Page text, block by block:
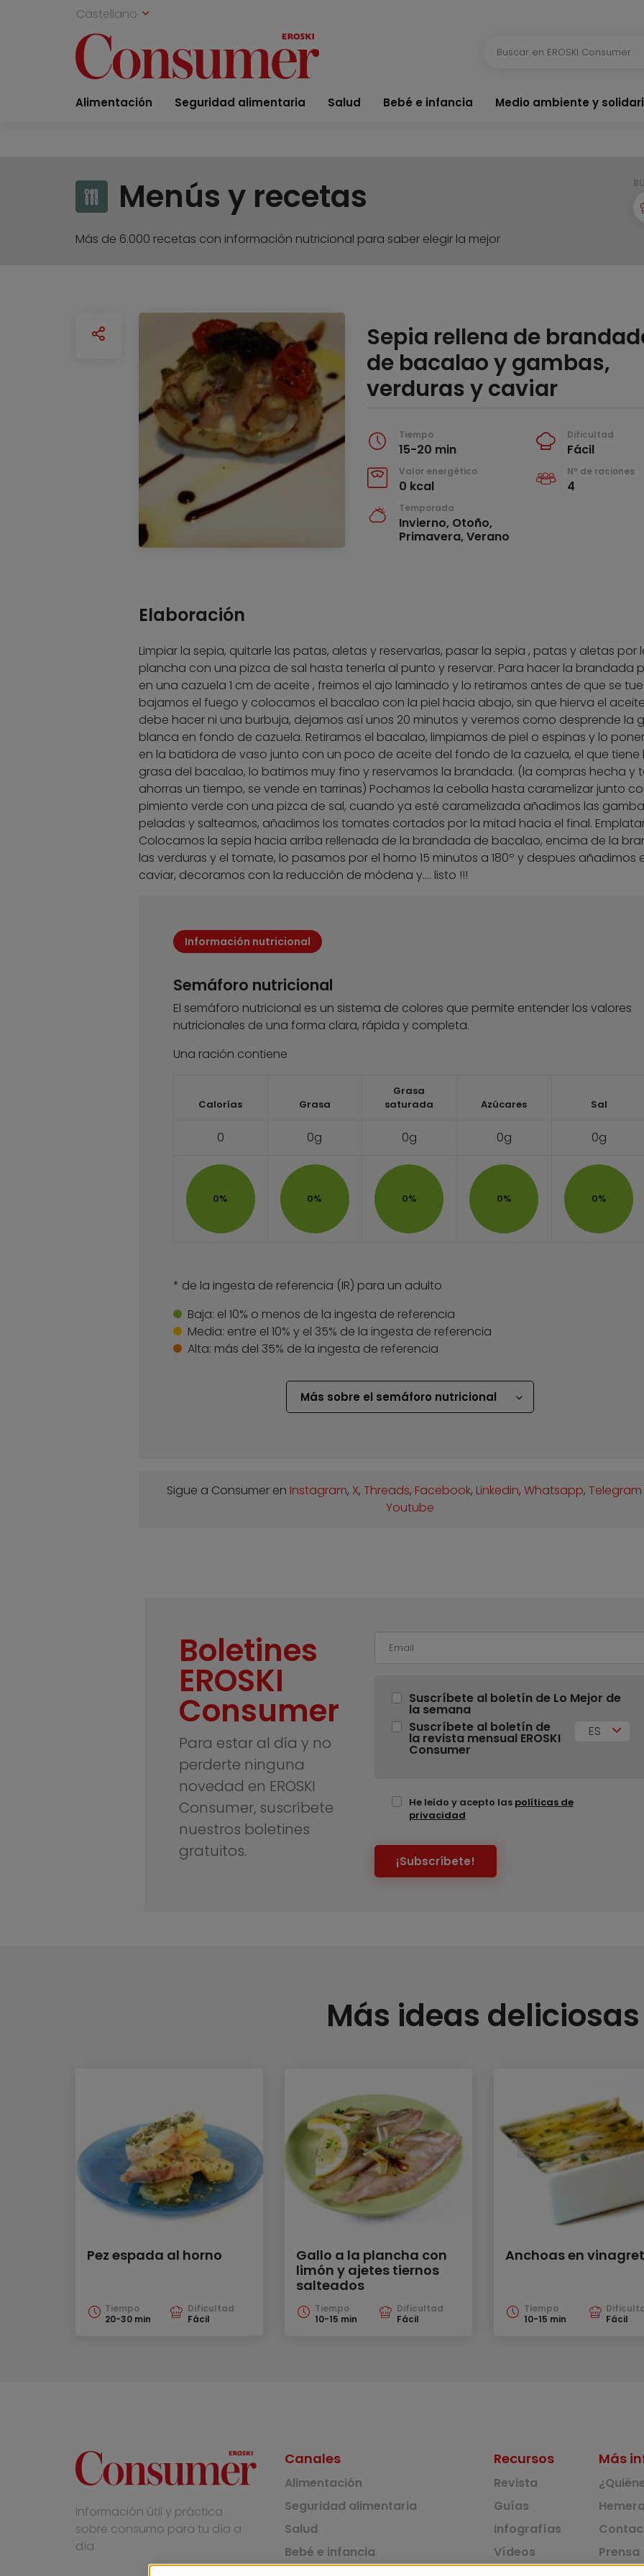
Castellano
Alimentación Seguridad alimentaria Salud Bebé e infancia Medio ambiente y
Menús y recetas
Más de 6.000 recetas con información nutricional para saber elegir la mejor
Sepia rellena de
de bacalao y gambas,
verduras y caviar
Tiempo
15-20 min
Dificultad
Fácil
Valor energético
0 kcal
Nº de raciones
4
Temporada
Invierno, Otoño,
Primavera, Verano
Elaboración
Limpiar la sepia, quitarle las patas, aletas y reservarlas, pasar la sepia , patas y aletas por
plancha con una pizca de sal hasta tenerla al punto y reservar. Para hacer la brandada
en una cazuela 1 cm de aceite , freimos el ajo laminado y lo retiramos antes de que se
bajamos el fuego y colocamos el bacalao con la piel hacia abajo, sin que hierva el
debe hacer ni una burbuja, dejamos así unos 20 minutos y veremos como desprende la
blanca en fondo de cazuela. Retiramos el bacalao, limpiamos de piel o espinas y lo
en la batidora de vaso junto con un poco de aceite del fondo de la cazuela, el que tiene
grasa del bacalao, lo batimos muy fino y reservamos la brandada. (la compras hecha y
ahorras un tiempo, se vende en tarrinas) Pochamos la cebolla hasta caramelizar junto
pimiento verde con una pizca de sal, cuando ya esté caramelizada añadimos las
peladas y salteamos, añadimos los tomates cortados por la mitad hacia el final.
Colocamos la sepia hacia arriba rellenada de la brandada de bacalao, encima de la
las verduras y el tomate, lo pasamos por el horno 15 minutos a 180º y despues añadimos
caviar, decoramos con la reducción de módena y…. listo !!!
Información nutricional
Semáforo nutricional
El semáforo nutricional es un sistema de colores que permite entender los valores
nutricionales de una forma clara, rápida y completa.
Una ración contiene
Calorías Grasa
Grasa
saturada
Azúcares Sal
0 0g 0g 0g 0g
0% 0% 0% 0% 0%
* de la ingesta de referencia (IR) para un adulto
Baja: el 10% o menos de la ingesta de referencia
Media: entre el 10% y el 35% de la ingesta de referencia
Alta: más del 35% de la ingesta de referencia
Más sobre el semáforo nutricional
Sigue a Consumer en Instagram, X,Threads, Facebook, Linkedin,Whatsapp,Telegram
Youtube
Boletines
EROSKI
Consumer
Para estar al día y no
perderte ninguna
novedad en EROSKI
Consumer, suscríbete
nuestros boletines
gratuitos.
Suscríbete al boletín de Lo Mejor de
la semana
Suscríbete al boletín de
la revista mensual EROSKI
Consumer
ES
He leído y acepto las políticas de
privacidad
¡Subscríbete!
Más ideas deliciosas
Pez espada al horno
Tiempo
20-30 min
Dificultad
Fácil
Gallo a la plancha con
limón y ajetes tiernos
salteados
Tiempo
10-15 min
Dificultad
Fácil
Anchoas en
Tiempo
10-15 min
Fácil
Información útil y práctica
sobre consumo para tu día a
día
Canales
Alimentación
Seguridad alimentaria
Salud
Bebé e infancia
Recursos
Revista
Guías
Infografías
Vídeos
Más
Prensa